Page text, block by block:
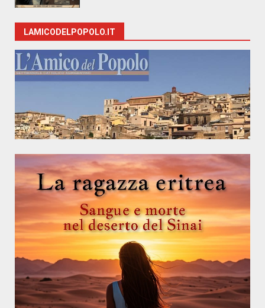
LAMICODELPOPOLO.IT